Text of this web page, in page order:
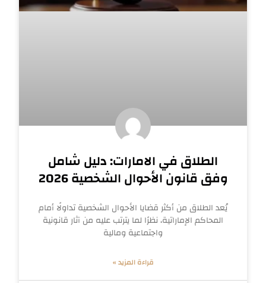
الطلاق في الامارات: دليل شامل
وفق قانون الأحوال الشخصية 2026
يُعد الطلاق من أكثر قضايا الأحوال الشخصية تداولًا أمام
المحاكم الإماراتية، نظرًا لما يترتب عليه من آثار قانونية
واجتماعية ومالية
قراءة المزيد »